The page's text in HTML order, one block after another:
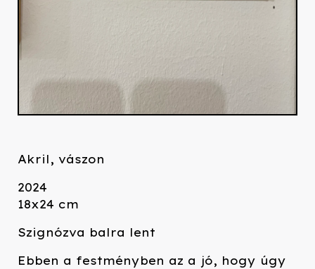
Akril, vászon
2024
18x24 cm
Szignózva balra lent
Ebben a festményben az a jó, hogy úgy